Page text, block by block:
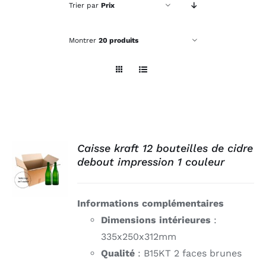
Trier par Prix
Montrer 20 produits
DÉTAILS
Caisse kraft 12 bouteilles de cidre
debout impression 1 couleur
Informations complémentaires
Dimensions intérieures :
335x250x312mm
Qualité : B15KT 2 faces brunes